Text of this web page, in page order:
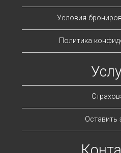
Условия
Политика
Оставить